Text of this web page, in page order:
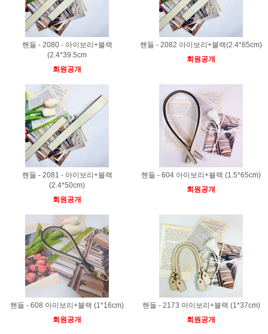
핸들 - 2080 - 아이보리+블랙
(2.4*39.5cm
회원공개
핸들 - 2082 아이보리+블랙(2.4*65cm)
회원공개
핸들 - 2081 - 아이보리+블랙
(2.4*50cm)
회원공개
핸들 - 604 아이보리+블랙 (1.5*65cm)
회원공개
핸들 - 608 아이보리+블랙 (1*16cm)
회원공개
핸들 - 2173 아이보리+블랙 (1*37cm)
회원공개